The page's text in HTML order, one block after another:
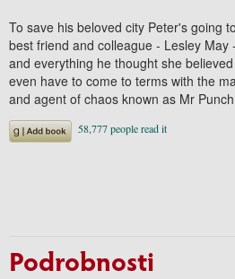
To save his beloved city Peter's going
best friend and colleague - Lesley May
and everything he thought she
even have to come to terms with the
and agent of chaos known as Mr
Podrobnosti